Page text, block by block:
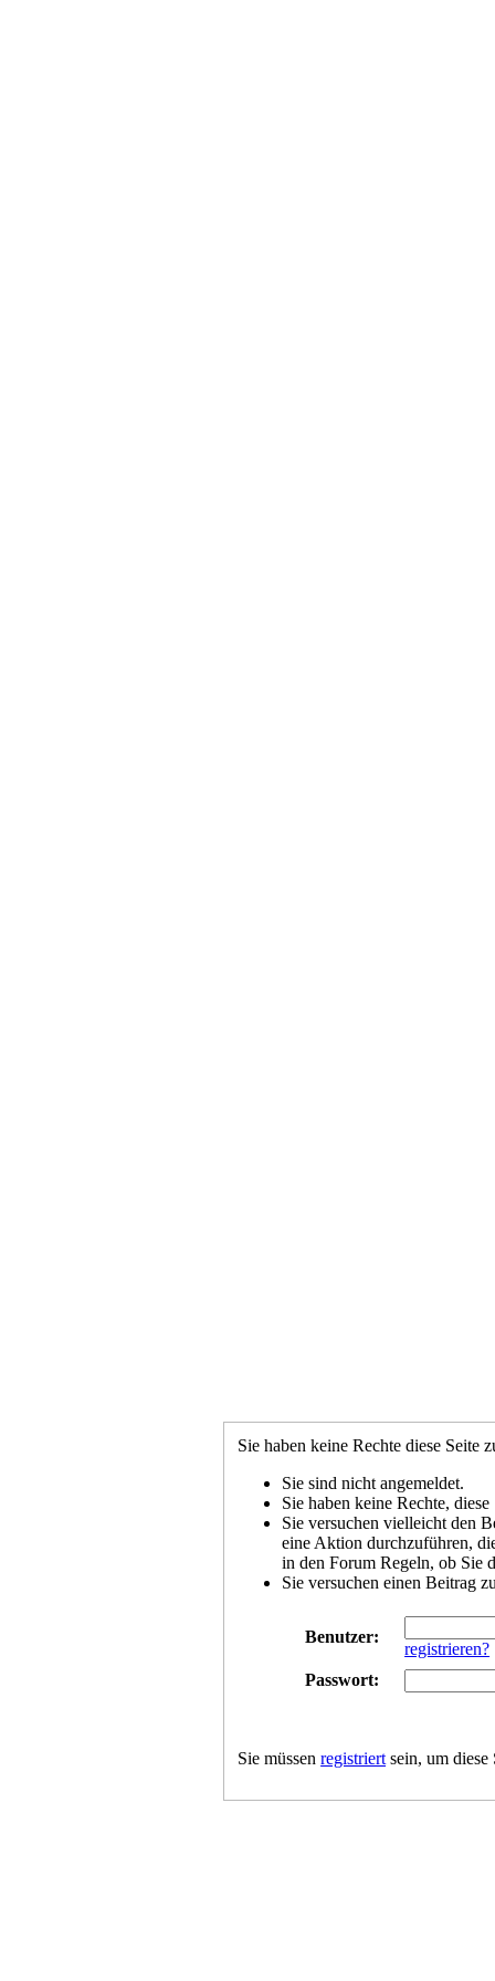
Sie haben keine Rechte diese Seite
Sie sind nicht angemeldet.
Sie haben keine Rechte,
Sie versuchen vielleicht den
eine Aktion durchzuführen,
in den Forum Regeln, ob Sie
Sie versuchen einen Beitrag
Benutzer:
registrieren?
Passwort:
Sie müssenregistriert sein, um